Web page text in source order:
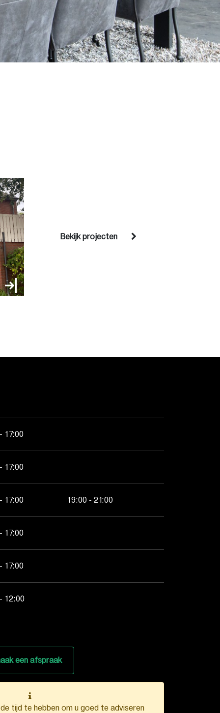
Bekijk projecten
17:00
17:00
17:00 19:00 - 21:00
17:00
17:00
12:00
een afspraak
tijd te hebben om u goed te adviseren